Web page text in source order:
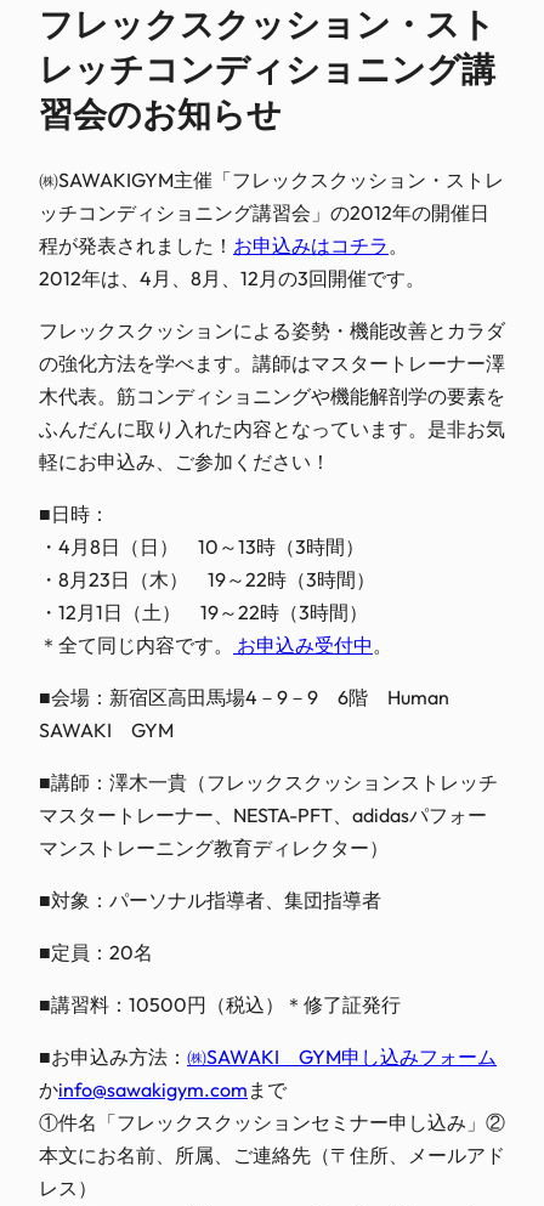
フレックスクッション・スト
レッチコンディショニング講
習会のお知らせ
㈱SAWAKIGYM主催「フレックスクッション・ストレ
ッチコンディショニング講習会」の2012年の開催日
程が発表されました！ お申込みはコチラ 。
2012年は、4月、8月、12月の3回開催です。
フレックスクッションによる姿勢・機能改善とカラダ
の強化方法を学べます。講師はマスタートレーナー澤
木代表。筋コンディショニングや機能解剖学の要素を
ふんだんに取り入れた内容となっています。是非お気
軽にお申込み、ご参加ください！
■日時：
・4月8日（日） 10～13時（3時間）
・8月23日（木） 19～22時（3時間）
・12月1日（土） 19～22時（3時間）
＊全て同じ内容です。
お申込み受付中 。
■会場：新宿区高田馬場4－9－9 6階 Human
SAWAKI GYM
■講師：澤木一貴（フレックスクッションストレッチ
マスタートレーナー、NESTA-PFT、adidasパフォー
マンストレーニング教育ディレクター）
■対象：パーソナル指導者、集団指導者
■定員：20名
■講習料：10500円（税込）＊修了証発行
■お申込み方法： ㈱SAWAKI GYM申し込みフォーム
かinfo@sawakigym.com まで
①件名「フレックスクッションセミナー申し込み」②
本文にお名前、所属、ご連絡先（〒住所、メールアド
レス）